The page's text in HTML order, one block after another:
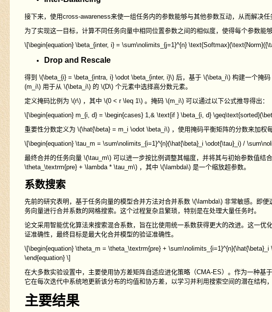
接下来，使用cross-awareness来使一组任务内的参数能够与其他参数互动，从而解决任
为了实现这一目标，计算不同任务向量中相同位置参数之间的相似度，使得每个参数能
\[\begin{equation} \beta_{inter, i} = \sum\nolimits_{j=1}^{n}
Drop and Rescale
得到 \(\beta_{i} = \beta_{intra, i} \odot \beta_{inter, i}\)后，基于 \(\beta_i\)构建一个掩码
(m_i\)用于从 \(\beta_i\)的 \(D\)个元素中选择高分数元素。
定义掩码比例为 \(r\)，其中 \(0 < r \leq 1\)。掩码 \(m_i\)可以通过以下公式推导得出：
\[\begin{equation} m_{i, d} = \begin{cases} 1,& \text{if } \beta_{i, d}
重要性分数定义为 \(\hat{\beta} = m_i \odot \beta_i\)，使用掩码平衡矩阵的分数来加权
\[\begin{equation} \tau_m = \sum\nolimits_{i=1}^{n}(\hat{\beta}_i \odot{\tau}_i) /
最终合并的任务向量 \(\tau_m\)可以进一步按比例调整其幅度，并将其与初始参数值结
\theta_\textrm{pre} + \lambda * \tau_m\)，其中 \(\lambda\)是一个缩放超参数。
系数搜索
先前的研究表明，基于任务向量的模型合并方法对合并系数 \(\lambda\)非常敏感。即便
务向量进行合并系数的网格搜索。这个过程复杂且繁琐，特别是在处理大量任务时。
论文采用智能优化算法来搜索混合系数，旨在比使用统一系数获得更大的改进。这一优
证准确性，最终目标是最大化合并模型的验证准确性。
\[\begin{equation} \theta_m = \theta_\textrm{pre} +
\end{equation} \]
在大多数实验设置中，主要使用协方差矩阵自适应进化策略（CMA-ES）。作为一种基
它在每次迭代中系统地更新该分布的均值和协方差，以学习并利用搜索空间的潜在结构
主要结果